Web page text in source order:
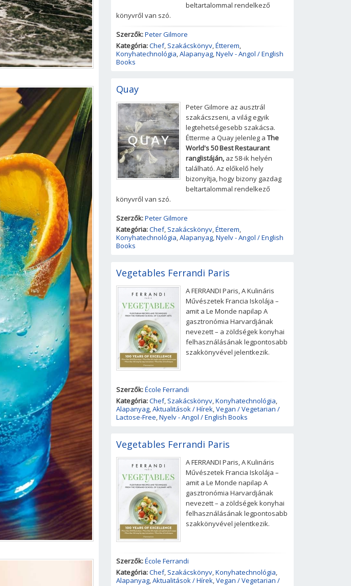
beltartalommal rendelkező
könyvről van szó.
Szerzők:Peter Gilmore
Kategória:Chef, Szakácskönyv,Étterem,
Konyhatechnológia,Alapanyag,Nyelv - Angol / English
Books
Quay
Peter Gilmore az ausztrál
szakácszseni, a világ egyik
legtehetségesebb szakácsa.
Étterme a Quay jelenleg a The
World's 50 Best Restaurant
ranglistáján, az 58-ik helyén
található. Az előkelő hely
bizonyítja, hogy bizony gazdag
beltartalommal rendelkező
könyvről van szó.
Szerzők:Peter Gilmore
Kategória:Chef, Szakácskönyv,Étterem,
Konyhatechnológia,Alapanyag,Nyelv - Angol / English
Books
Vegetables Ferrandi Paris
A FERRANDI Paris, A Kulináris
Művészetek Francia Iskolája –
amit a Le Monde napilap A
gasztronómia Harvardjának
nevezett – a zöldségek konyhai
felhasználásának legpontosabb
szakkönyvével jelentkezik.
Szerzők:École Ferrandi
Kategória:Chef, Szakácskönyv,Konyhatechnológia,
Alapanyag,Aktualitások / Hírek,Vegan / Vegetarian /
Lactose-Free,Nyelv - Angol / English Books
Vegetables Ferrandi Paris
A FERRANDI Paris, A Kulináris
Művészetek Francia Iskolája –
amit a Le Monde napilap A
gasztronómia Harvardjának
nevezett – a zöldségek konyhai
felhasználásának legpontosabb
szakkönyvével jelentkezik.
Szerzők:École Ferrandi
Kategória:Chef, Szakácskönyv,Konyhatechnológia,
Alapanyag,Aktualitások / Hírek,Vegan / Vegetarian /